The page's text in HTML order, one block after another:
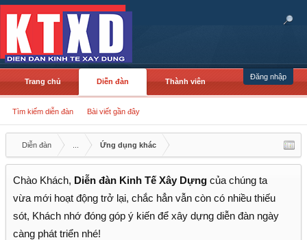
Đăng nhập
Trang chủ Diễn đàn
Tìm kiếm diễn đàn Bài viết gần đây
Thành viên
Diễn đàn Ứng dụng khác
Chào Khách, Diễn đàn Kinh Tế Xây Dựng của chúng ta
vừa mới hoạt động trở lại, chắc hẳn vẫn còn có nhiều thiếu
sót, Khách nhớ đóng góp ý kiến để xây dựng diễn đàn ngày
càng phát triển nhé!